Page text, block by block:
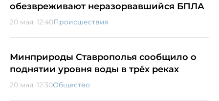
обезвреживают неразорвавшийся БПЛА
20 мая, 12:40Происшествия
Минприроды Ставрополья сообщило о
поднятии уровня воды в трёх реках
20 мая, 12:30Общество